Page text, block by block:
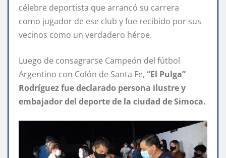
célebre deportista que arrancó su carrera
como jugador de ese club y fue recibido por sus
vecinos como un verdadero héroe.
Luego de consagrarse Campeón del fútbol
Argentino con Colón de Santa Fe, “El Pulga”
Rodríguez fue declarado persona ilustre y
embajador del deporte de la ciudad de Simoca.